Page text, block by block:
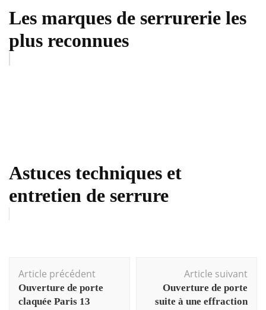
Les marques de serrurerie les
plus reconnues
Astuces techniques et
entretien de serrure
d'article
Article précédent
Ouverture de porte
claquée Paris 13
Article suivant
Ouverture de porte
suite à une effraction